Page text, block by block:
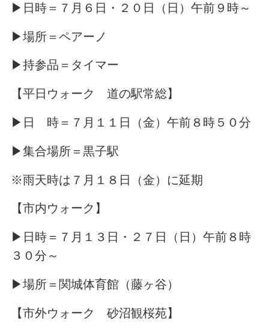
▶日時＝７月６日・２０日（日）午前９時～
▶場所＝ペアーノ
▶持参品＝タイマー
【平日ウォーク 道の駅常総】
▶日 時＝７月１１日（金）午前８時５０分
▶集合場所＝黒子駅
※雨天時は７月１８日（金）に延期
【市内ウォーク】
▶日時＝７月１３日・２７日（日）午前８時
３０分～
▶場所＝関城体育館（藤ヶ谷）
【市外ウォーク 砂沼観桜苑】